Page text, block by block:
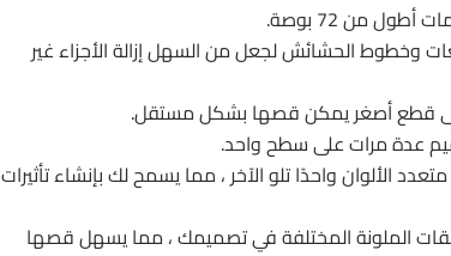
من 72 بوصة.
وخطوط الحشائش لجعل من السهل إزالة الأجزاء غير
إلى قطع أصغر يمكن قصها بشكل مستقل.
عدة مرات على سطح واحد.
الألوان واحدًا تلو الآخر ، مما يسمح لك بإنشاء تأثيرات
الملونة المختلفة في تصميمك ، مما يسهل قصها